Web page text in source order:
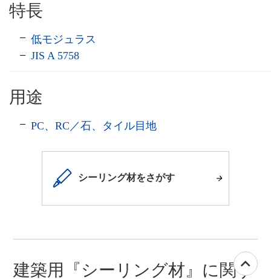
特長
低モジュラス
JIS A 5758
用途
PC、RC／石、タイル目地
シーリング材をさがす
建築用『シーリング材』に関す